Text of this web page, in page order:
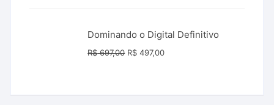
R$ 99,00.R$ 39,99.
Dominando o Digital Definitivo
R$697,00 O
R$ 497,00O